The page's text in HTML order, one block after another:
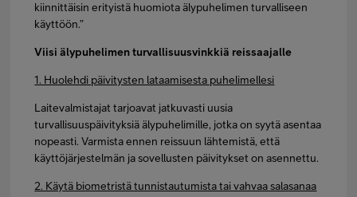
kiinnittäisin erityistä huomiota älypuhelimen turvalliseen
käyttöön.”
Viisi älypuhelimen turvallisuusvinkkiä reissaajalle
1. Huolehdi päivitysten lataamisesta puhelimellesi
Laitevalmistajat tarjoavat jatkuvasti uusia
turvallisuuspäivityksiä älypuhelimille, jotka on syytä asentaa
nopeasti. Varmista ennen reissuun lähtemistä, että
käyttöjärjestelmän ja sovellusten päivitykset on asennettu.
2. Käytä biometristä tunnistautumista tai vahvaa salasanaa